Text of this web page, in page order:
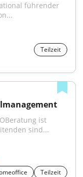
führender
Teilzeit
ist
sind...
Teilzeit